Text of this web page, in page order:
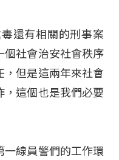
還有相關的刑事案
個社會治安社會秩序
，但是這兩年來社會
，這個也是我們必要
一線員警們的工作環